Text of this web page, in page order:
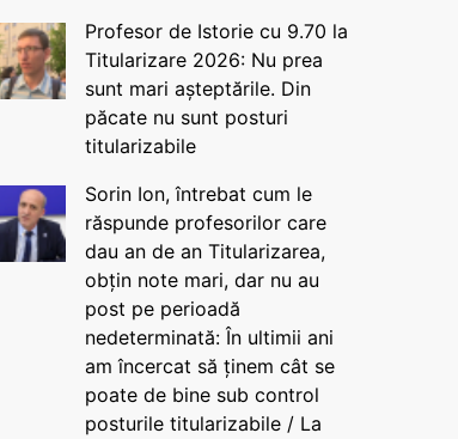
Profesor de Istorie cu 9.70 la
Titularizare 2026: Nu prea
sunt mari așteptările. Din
păcate nu sunt posturi
titularizabile
Sorin Ion, întrebat cum le
răspunde profesorilor care
dau an de an Titularizarea,
obțin note mari, dar nu au
post pe perioadă
nedeterminată: În ultimii ani
am încercat să ținem cât se
poate de bine sub control
posturile titularizabile / La